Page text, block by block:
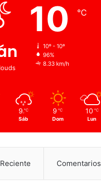
10 ℃
10º - 10º
96%
8.33 km/h
9 ℃
Sáb
9 ℃
Dom
10 ℃
Lun
Reciente Comentarios